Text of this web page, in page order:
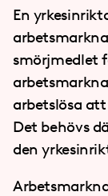
En
smörjmedlet
arbetslösa
Det behövs
den